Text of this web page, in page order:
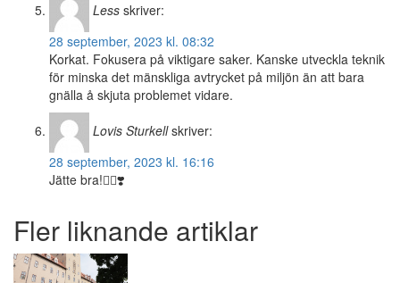
Less skriver:
28 september, 2023 kl. 08:32
Korkat. Fokusera på viktigare saker. Kanske utveckla teknik
för minska det mänskliga avtrycket på miljön än att bara
gnälla å skjuta problemet vidare.
Lovis Sturkell skriver:
28 september, 2023 kl. 16:16
Jätte bra!👍🏻❣️
Fler liknande artiklar